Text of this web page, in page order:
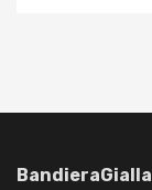
BandieraGialla